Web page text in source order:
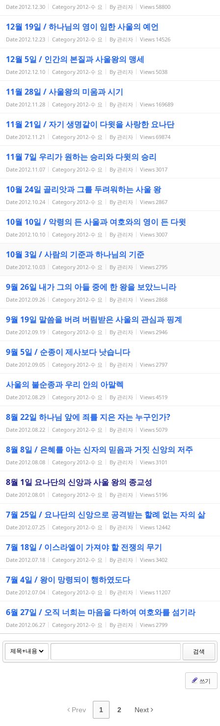
Date2012.12.30 Category2012-수 요 By 관리자 Views 58800
12월 19일 / 하나님의 영이 임한 사울의 예언
Date2012.12.23 Category2012-수 요 By 관리자 Views 14526
12월 5일 / 인간의 본질과 사울왕의 맹세
Date2012.12.10 Category2012-수 요 By 관리자 Views 5038
11월 28일 / 사울왕의 미움과 시기
Date2012.11.28 Category2012-수 요 By 관리자 Views 169689
11월 21일 / 자기 생명같이 다윗을 사랑한 요나단
Date2012.11.21 Category2012-수 요 By 관리자 Views69874
11월 7일 우리가 원하는 승리와 다윗의 승리
Date2012.11.07 Category2012-수 요 By 관리자 Views3017
10월 24일 골리앗과 그를 두려워하는 사울 왕
Date2012.10.24 Category2012-수 요 By 관리자 Views2867
10월 10일 / 악령의 든 사울과 여호와의 영이 든 다윗
Date2012.10.10 Category2012-수 요 By 관리자 Views3007
10월 3일 / 사람의 기준과 하나님의 기준
Date2012.10.03 Category2012-수 요 By 관리자 Views2795
9월 26일 내가 그의 아들 중에 한 왕을 보았느니라
Date2012.09.26 Category2012-수 요 By 관리자 Views2868
9월 19일 말씀을 버려 버림받은 사울의 관심과 핑계
Date2012.09.19 Category2012-수 요 By 관리자 Views2946
9월 5일 / 순종이 제사보다 낫습니다
Date2012.09.05 Category2012-수 요 By 관리자 Views2797
사울의 불순종과 우리 안의 아말렉
Date2012.08.29 Category2012-수 요 By 관리자 Views4519
8월 22일 하나님 앞에 죄를 지은 자는 누구인가?
Date2012.08.22 Category2012-수 요 By 관리자 Views 5079
8월 8일 / 은혜를 아는 신자의 믿음과 거짓 신앙의 저주
Date2012.08.08 Category2012-수 요 By 관리자 Views3101
8월 1일 요나단의 신앙과 사울 왕의 종교성
Date2012.08.01 Category2012-수 요 By 관리자 Views 5196
7월 25일 / 요나단의 신앙으로 공격받는 할례 없는 자의 삶
Date2012.07.25 Category2012-수 요 By 관리자 Views 12442
7월 18일 / 이스라엘이 가져야 할 전쟁의 무기
Date2012.07.18 Category2012-수 요 By 관리자 Views3402
7월 4일 / 왕이 망령되이 행하였도다
Date2012.07.04 Category2012-수 요 By 관리자 Views 11207
6월 27일 / 오직 너희는 마음을 다하여 여호와를 섬기라
Date2012.06.27 Category2012-수 요 By 관리자 Views2799
검색
쓰기
Prev 1 2 Next